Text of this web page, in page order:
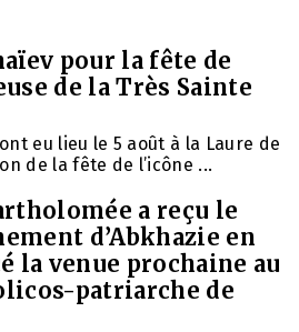
pour la fête de
de la Très Sainte
eu lieu le 5 août à la Laure de
de la fête de l’icône ...
a reçu le
d’Abkhazie en
la venue prochaine au
patriarche de